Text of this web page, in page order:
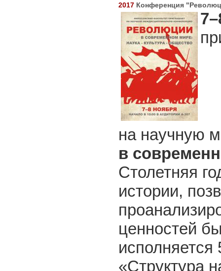
2017 Конференция
на научную
в
Столетняя
истории,
ценностей
исполняется
«Структура